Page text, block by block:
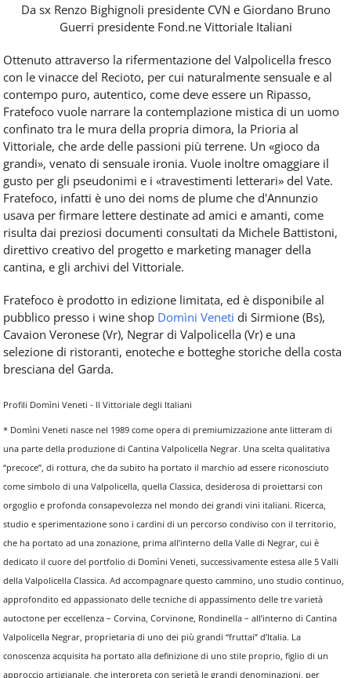
Da sx Renzo Bighignoli presidente CVN e Giordano Bruno
Guerri presidente Fond.ne Vittoriale Italiani
Ottenuto attraverso la rifermentazione del Valpolicella fresco
con le vinacce del Recioto, per cui naturalmente sensuale e al
contempo puro, autentico, come deve essere un Ripasso,
Fratefoco vuole narrare la contemplazione mistica di un uomo
confinato tra le mura della propria dimora, la Prioria al
Vittoriale, che arde delle passioni più terrene. Un «gioco da
grandi», venato di sensuale ironia. Vuole inoltre omaggiare il
gusto per gli pseudonimi e i «travestimenti letterari» del Vate.
Fratefoco, infatti è uno dei noms de plume che d'Annunzio
usava per firmare lettere destinate ad amici e amanti, come
risulta dai preziosi documenti consultati da Michele Battistoni,
direttivo creativo del progetto e marketing manager della
cantina, e gli archivi del Vittoriale.
Fratefoco è prodotto in edizione limitata, ed è disponibile al
pubblico presso i wine shop Domìni Veneti di Sirmione (Bs),
Cavaion Veronese (Vr), Negrar di Valpolicella (Vr) e una
selezione di ristoranti, enoteche e botteghe storiche della costa
bresciana del Garda.
Profili Domìni Veneti - Il Vittoriale degli Italiani
* Domìni Veneti nasce nel 1989 come opera di premiumizzazione ante litteram di
una parte della produzione di Cantina Valpolicella Negrar. Una scelta qualitativa
“precoce”, di rottura, che da subito ha portato il marchio ad essere riconosciuto
come simbolo di una Valpolicella, quella Classica, desiderosa di proiettarsi con
orgoglio e profonda consapevolezza nel mondo dei grandi vini italiani. Ricerca,
studio e sperimentazione sono i cardini di un percorso condiviso con il territorio,
che ha portato ad una zonazione, prima all’interno della Valle di Negrar, cui è
dedicato il cuore del portfolio di Domìni Veneti, successivamente estesa alle 5 Valli
della Valpolicella Classica. Ad accompagnare questo cammino, uno studio continuo,
approfondito ed appassionato delle tecniche di appassimento delle tre varietà
autoctone per eccellenza – Corvina, Corvinone, Rondinella – all’interno di Cantina
Valpolicella Negrar, proprietaria di uno dei più grandi “fruttai” d’Italia. La
conoscenza acquisita ha portato alla definizione di uno stile proprio, figlio di un
approccio artigianale, che interpreta con serietà le grandi denominazioni, per